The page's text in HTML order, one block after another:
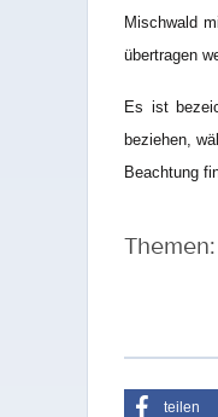
Mischwald
übertragen
Es ist
beziehen,
Beachtung
Themen:
teilen